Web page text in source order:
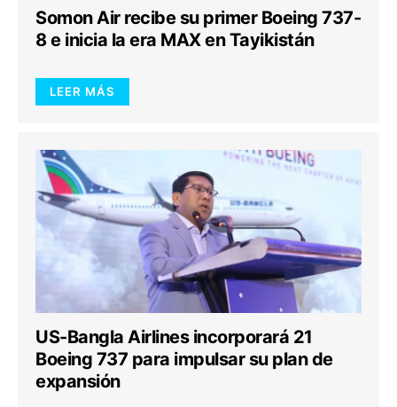
Somon Air recibe su primer Boeing 737-
8 e inicia la era MAX en Tayikistán
LEER MÁS
US-Bangla Airlines incorporará 21
Boeing 737 para impulsar su plan de
expansión